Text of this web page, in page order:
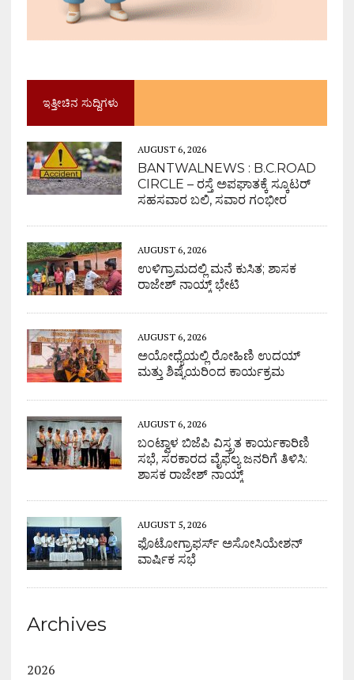
ಇತ್ತೀಚಿನ ಸುದ್ದಿಗಳು
AUGUST 6, 2026
BANTWALNEWS : B.C.ROAD
CIRCLE – ರಸ್ತೆ ಅಪಘಾತಕ್ಕೆ ಸ್ಕೂಟರ್
ಸಹಸವಾರ ಬಲಿ, ಸವಾರ ಗಂಭೀರ
AUGUST 6, 2026
ಉಳಿಗ್ರಾಮದಲ್ಲಿ ಮನೆ ಕುಸಿತ; ಶಾಸಕ
ರಾಜೇಶ್ ನಾಯ್ಕ್ ಭೇಟಿ
AUGUST 6, 2026
ಅಯೋಧ್ಯೆಯಲ್ಲಿ ರೋಹಿಣಿ ಉದಯ್
ಮತ್ತು ಶಿಷ್ಯೆಯರಿಂದ ಕಾರ್ಯಕ್ರಮ
AUGUST 6, 2026
ಬಂಟ್ವಾಳ ಬಿಜೆಪಿ ವಿಸ್ತ್ರತ ಕಾರ್ಯಕಾರಿಣಿ
ಸಭೆ, ಸರಕಾರದ ವೈಫಲ್ಯ ಜನರಿಗೆ ತಿಳಿಸಿ:
ಶಾಸಕ ರಾಜೇಶ್ ನಾಯ್ಕ್
AUGUST 5, 2026
ಫೊಟೋಗ್ರಾಫರ್ಸ್ ಅಸೋಸಿಯೇಶನ್
ವಾರ್ಷಿಕ ಸಭೆ
Archives
2026